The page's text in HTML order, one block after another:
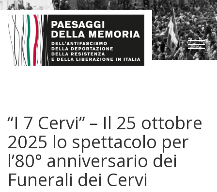
“I 7 Cervi” – Il 25 ottobre
2025 lo spettacolo per
l’80° anniversario dei
Funerali dei Cervi